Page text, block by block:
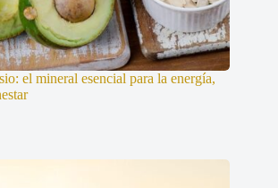
el mineral esencial para la energía,